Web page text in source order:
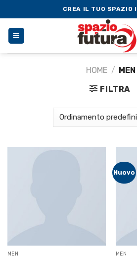
to
content
CREA IL TUO SPAZIO
HOME / MEN
FILTRA
MEN
Nuovo
MEN